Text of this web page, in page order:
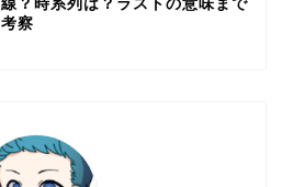
線？時系列は？ラストの意味まで
考察